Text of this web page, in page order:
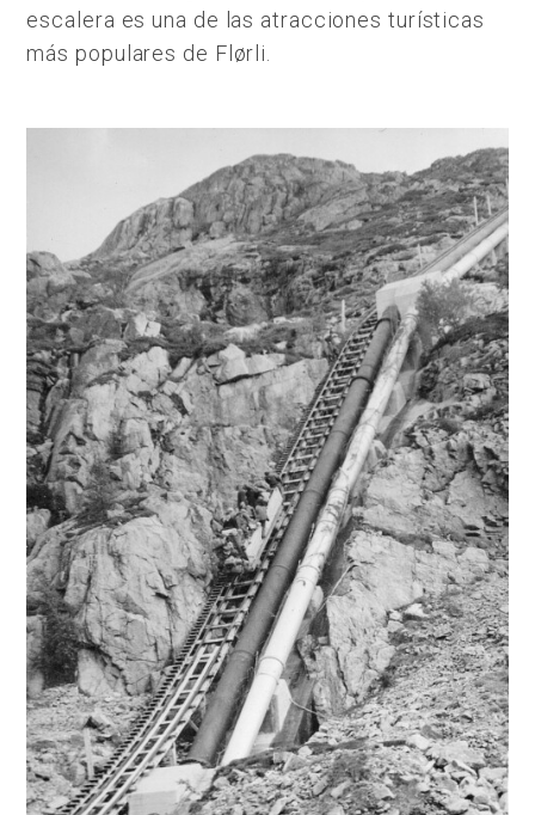
escalera es una de las atracciones turísticas
más populares de Flørli.